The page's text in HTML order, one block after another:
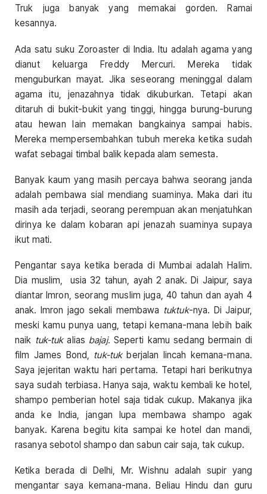
Truk juga banyak yang memakai gorden. Ramai
kesannya.
Ada satu suku Zoroaster di India. Itu adalah agama yang
dianut keluarga Freddy Mercuri. Mereka tidak
menguburkan mayat. Jika seseorang meninggal dalam
agama itu, jenazahnya tidak dikuburkan. Tetapi akan
ditaruh di bukit-bukit yang tinggi, hingga burung-burung
atau hewan lain memakan bangkainya sampai habis.
Mereka mempersembahkan tubuh mereka ketika sudah
wafat sebagai timbal balik kepada alam semesta.
Banyak kaum yang masih percaya bahwa seorang janda
adalah pembawa sial mendiang suaminya. Maka dari itu
masih ada terjadi, seorang perempuan akan menjatuhkan
dirinya ke dalam kobaran api jenazah suaminya supaya
ikut mati.
Pengantar saya ketika berada di Mumbai adalah Halim.
Dia muslim, usia 32 tahun, ayah 2 anak. Di Jaipur, saya
diantar Imron, seorang muslim juga, 40 tahun dan ayah 4
anak. Imron jago sekali membawa tuktuk-nya. Di Jaipur,
meski kamu punya uang, tetapi kemana-mana lebih baik
naik tuk-tukalias bajaj. Seperti kamu sedang bermain di
film James Bond, tuk-tukberjalan lincah kemana-mana.
Saya jejeritan waktu hari pertama. Tetapi hari berikutnya
saya sudah terbiasa. Hanya saja, waktu kembali ke hotel,
shampo pemberian hotel saja tidak cukup. Makanya jika
anda ke India, jangan lupa membawa shampo agak
banyak. Karena begitu kita sampai ke hotel dan mandi,
rasanya sebotol shampo dan sabun cair saja, tak cukup.
Ketika berada di Delhi, Mr. Wishnu adalah supir yang
mengantar saya kemana-mana. Beliau Hindu dan guru